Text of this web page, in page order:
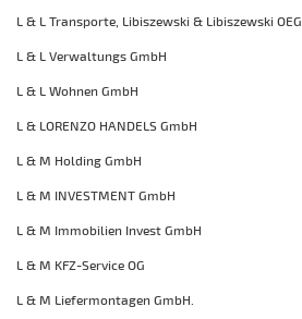
L & L Transporte, Libiszewski & Libiszewski OEG
L & L Verwaltungs GmbH
L & L Wohnen GmbH
L & LORENZO HANDELS GmbH
L & M Holding GmbH
L & M INVESTMENT GmbH
L & M Immobilien Invest GmbH
L & M KFZ-Service OG
L & M Liefermontagen GmbH.